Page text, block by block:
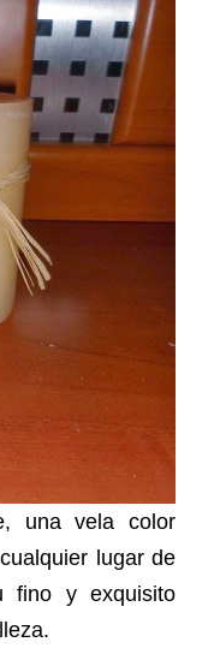
una vela color
lugar de
fino y exquisito